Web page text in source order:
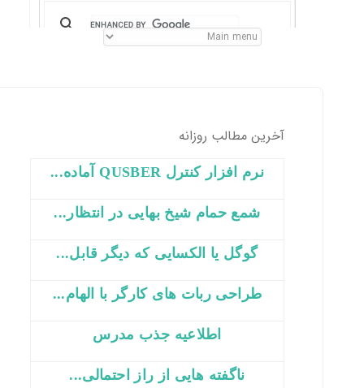
آخرین مطالب روزانه
نرم افزار کنترل QUSBER آماده...
شمع حمام شیخ بهایی در انتظار...
گوگل یا الکسایی که دیگر قابل...
طراحی ربات های کارگر با الهام...
اطلاعیه جذب مدرس
ناگفته هایی از راز احتمالی...